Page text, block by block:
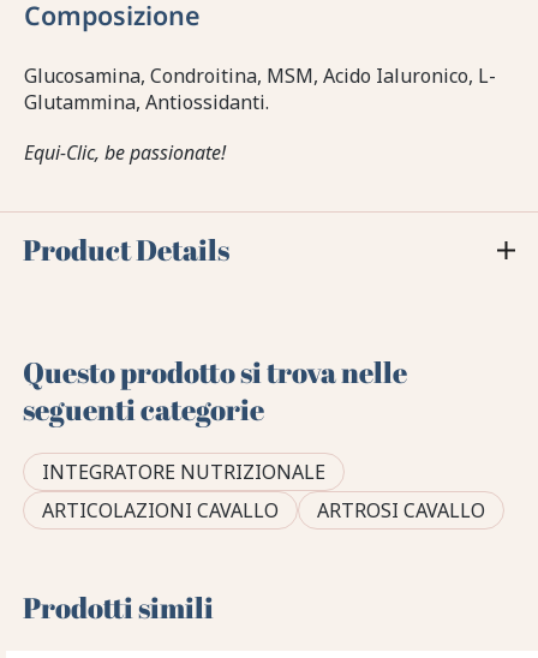
Composizione
Glucosamina, Condroitina, MSM, Acido Ialuronico, L-
Glutammina, Antiossidanti.
Equi-Clic, be passionate!
Product Details
Questo prodotto si trova nelle
seguenti categorie
INTEGRATORE NUTRIZIONALE
ARTICOLAZIONI CAVALLO
ARTROSI CAVALLO
Prodotti simili